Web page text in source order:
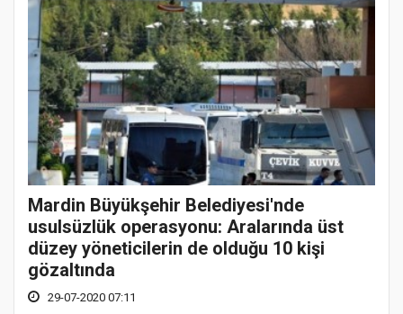
Mardin Büyükşehir Belediyesi'nde
usulsüzlük operasyonu: Aralarında üst
düzey yöneticilerin de olduğu 10 kişi
gözaltında
29-07-2020 07:11